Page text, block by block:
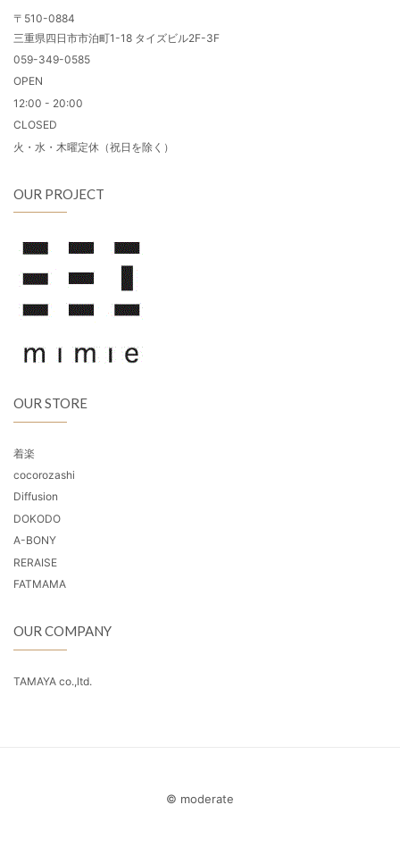
〒510-0884
三重県四日市市泊町1-18 タイズビル2F-3F
059-349-0585
OPEN
12:00 - 20:00
CLOSED
火・水・木曜定休（祝日を除く）
OUR PROJECT
OUR STORE
着楽
cocorozashi
Diffusion
DOKODO
A-BONY
RERAISE
FATMAMA
OUR COMPANY
TAMAYA co.,ltd.
© moderate